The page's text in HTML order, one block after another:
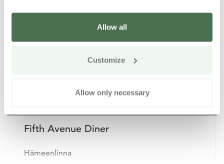
Allow all
Customize
Allow only necessary
Fifth Avenue Diner
Hämeenlinna